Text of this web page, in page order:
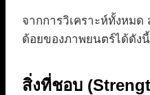
จากการวิเคราะห์ทั้งหม
ด้อยของภาพยนตร์ได้ดัง
สิ่งที่ชอบ